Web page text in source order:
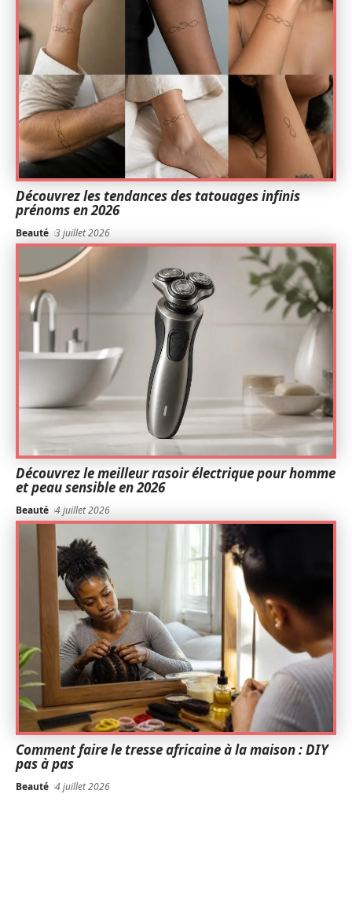
Découvrez les tendances des tatouages infinis
prénoms en 2026
Beauté 3 juillet 2026
Découvrez le meilleur rasoir électrique pour homme
et peau sensible en 2026
Beauté 4 juillet 2026
Comment faire le tresse africaine à la maison : DIY
pas à pas
Beauté 4 juillet 2026